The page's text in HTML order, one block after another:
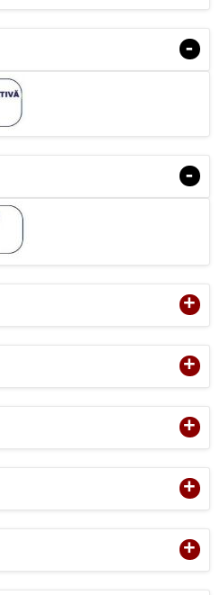
-
-
+
+
+
+
+